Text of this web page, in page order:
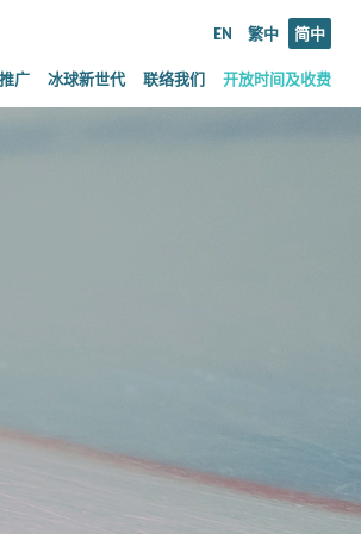
EN 繁中 简中
广 冰球新世代 联络我们 开放时间及收费